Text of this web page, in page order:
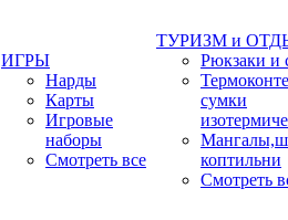
ИГРЫ
Нарды
Карты
Игровые
наборы
Смотреть все
ТУРИЗМ и
Рюкзаки и
сумки
коптильни
Смотреть